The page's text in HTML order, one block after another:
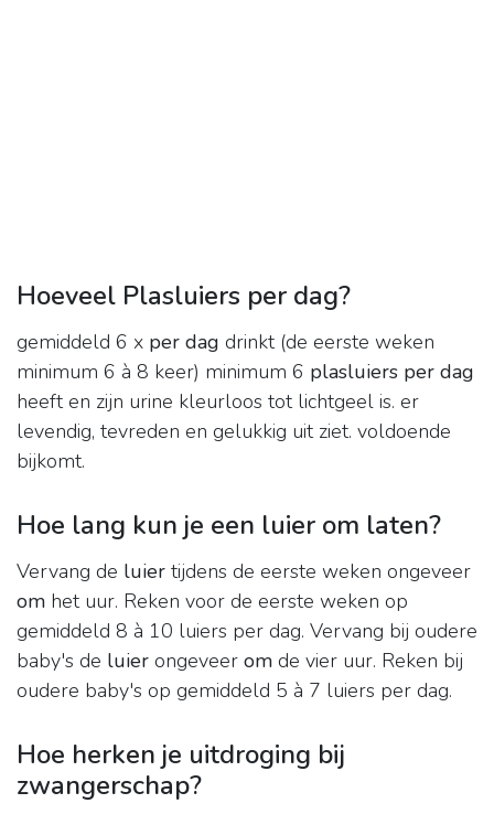
Hoeveel Plasluiers per dag?
gemiddeld 6 x per dag drinkt (de eerste weken
minimum 6 à 8 keer) minimum 6 plasluiers per dag
heeft en zijn urine kleurloos tot lichtgeel is. er
levendig, tevreden en gelukkig uit ziet. voldoende
bijkomt.
Hoe lang kun je een luier om laten?
Vervang de luier tijdens de eerste weken ongeveer
om het uur. Reken voor de eerste weken op
gemiddeld 8 à 10 luiers per dag. Vervang bij oudere
baby's de luier ongeveer om de vier uur. Reken bij
oudere baby's op gemiddeld 5 à 7 luiers per dag.
Hoe herken je uitdroging bij
zwangerschap?